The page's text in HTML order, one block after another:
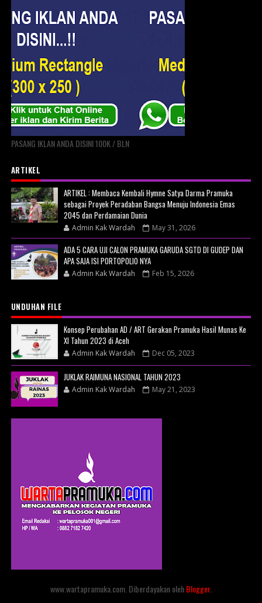
PASANG IKLAN ANDA DISINI 100K / BLN
ARTIKEL
ARTIKEL : Membaca Kembali Hymne Satya Darma Pramuka
sebagai Proyek Peradaban Bangsa Menuju Indonesia Emas
2045 dan Perdamaian Dunia
Admin Kak Wardah May 31, 2026
ADA 5 CARA UJI CALON PRAMUKA GARUDA SGTD DI GUDEP DAN
APA SAJA ISI PORTOPOLIO NYA
Admin Kak Wardah Feb 15, 2026
UNDUHAN FILE
Konsep Perubahan AD / ART Gerakan Pramuka Hasil Munas Ke
XI Tahun 2023 di Aceh
Admin Kak Wardah Dec 05, 2023
JUKLAK RAIMUNA NASIONAL TAHUN 2023
Admin Kak Wardah May 21, 2023
www.wartapramuka.com. Diberdayakan olehBlogger.